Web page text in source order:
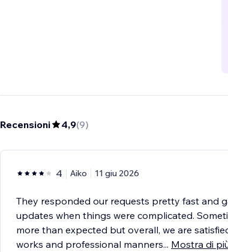
Recensioni 4,9(9)
4 Aiko 11 giu 2026
They responded our requests pretty fast and
updates when things were complicated.
more than expected but overall, we are
works and professional manners... Mostra di